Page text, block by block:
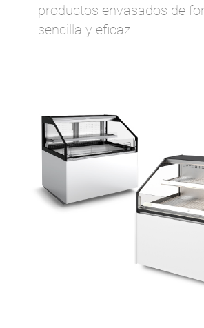
productos envasados de
sencilla y eficaz.